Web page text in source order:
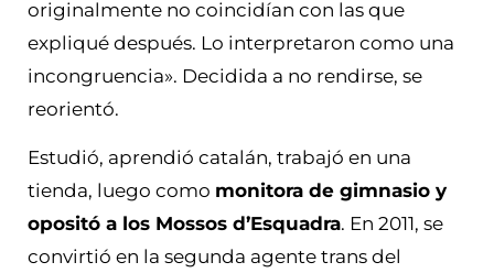
originalmente no coincidían con las que
expliqué después. Lo interpretaron como una
incongruencia». Decidida a no rendirse, se
reorientó.
Estudió, aprendió catalán, trabajó en una
tienda, luego como monitora de gimnasio y
opositó a los Mossos d’Esquadra. En 2011, se
convirtió en la segunda agente trans del